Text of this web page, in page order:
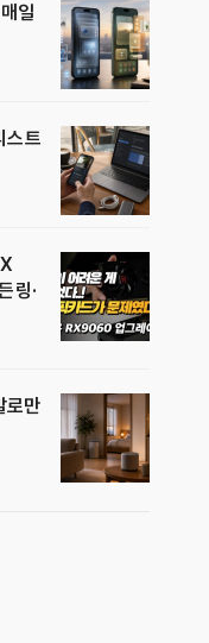
일
스트
링·
로만